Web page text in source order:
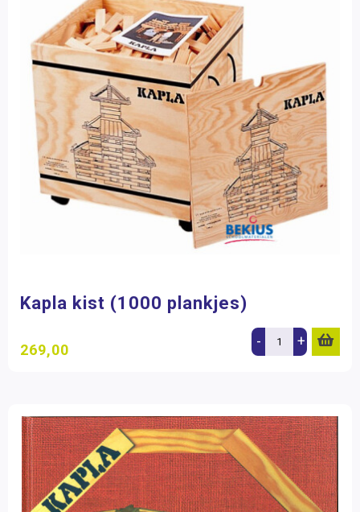
Kapla kist (1000 plankjes)
269,00 - +